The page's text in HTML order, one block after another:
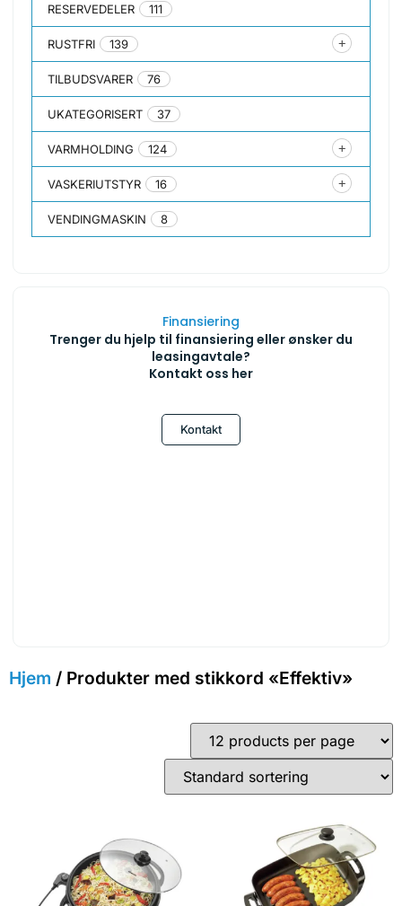
RESERVEDELER 111
RUSTFRI 139
TILBUDSVARER 76
UKATEGORISERT 37
VARMHOLDING 124
VASKERIUTSTYR 16
VENDINGMASKIN 8
Finansiering
Trenger du hjelp til finansiering eller ønsker du
leasingavtale?
Kontakt oss her
Kontakt
Hjem / Produkter med stikkord «Effektiv»